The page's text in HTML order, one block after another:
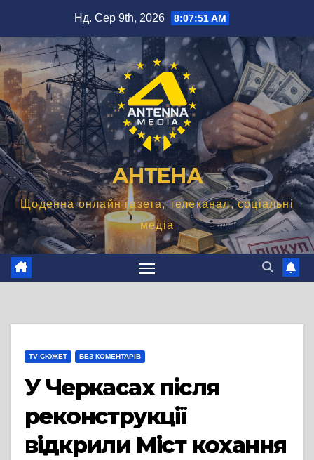
вмісту
Нд. Сер 9th, 2026 8:07:52 AM
АНТЕНА
Щоденна онлайн газета, телеканал, соціальні
медіа
TV СЮЖЕТ БЕЗ КОМЕНТАРІВ
У Черкасах після
реконструкції
відкрили Міст кохання